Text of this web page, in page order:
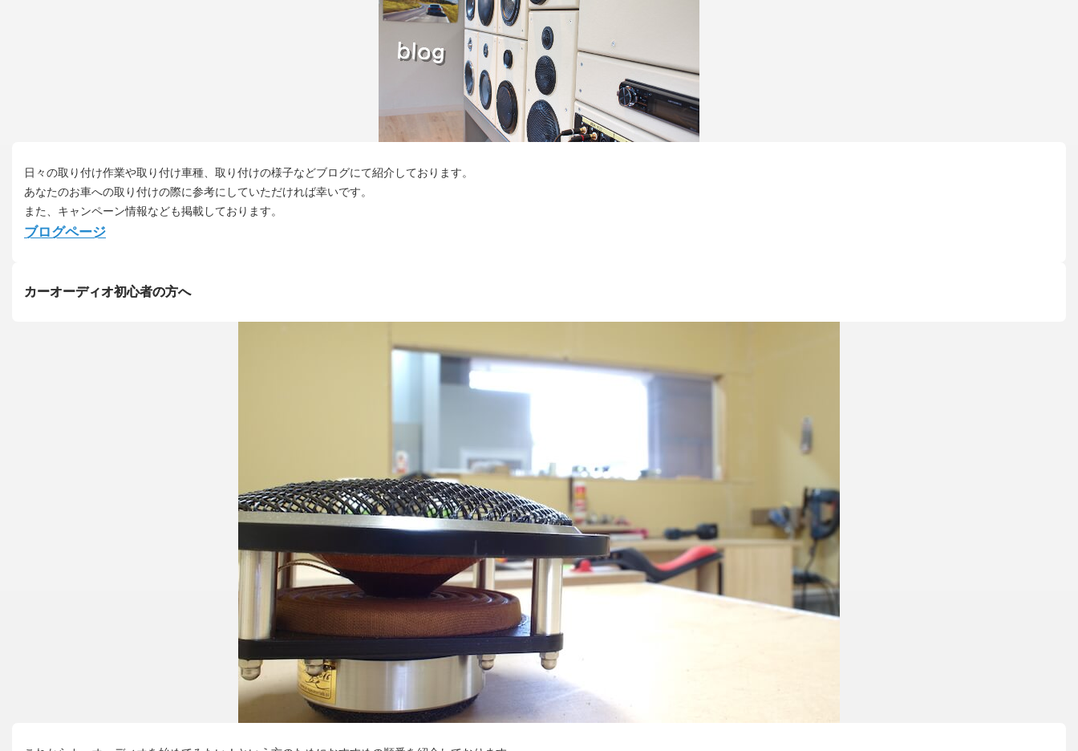
日々の取り付け作業や取り付け車種、取り付けの様子などブログにて紹介しております。
あなたのお車への取り付けの際に参考にしていただければ幸いです。
また、キャンペーン情報なども掲載しております。
ブログページ
カーオーディオ初心者の方へ